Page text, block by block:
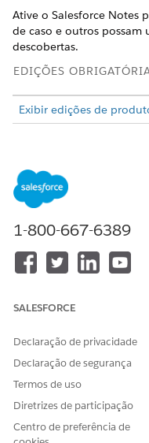
Ative o Salesforce Notes
de caso e outros possam
descobertas.
EDIÇÕES
Exibir edições de
Para habilitar o Notes:
Em Configuração, na
selecione
SelecioneHabilitar
ESTE ARTIGO
Diga-nos
1-800-667-6389
SALESFORCE
Declaração de privacidade
Declaração de segurança
Termos de uso
Diretrizes de participação
Centro de preferência de